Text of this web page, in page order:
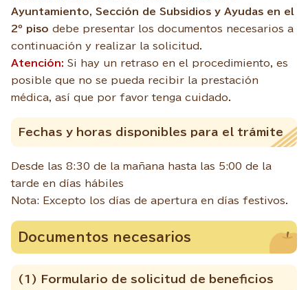
Ayuntamiento, Sección de Subsidios y Ayudas en el
2º piso debe presentar los documentos necesarios a
continuación y realizar la solicitud.
Atención: Si hay un retraso en el procedimiento, es
posible que no se pueda recibir la prestación
médica, así que por favor tenga cuidado.
Fechas y horas disponibles para el trámite
Desde las 8:30 de la mañana hasta las 5:00 de la
tarde en días hábiles
Nota: Excepto los días de apertura en días festivos.
Documentos necesarios
(1) Formulario de solicitud de beneficios